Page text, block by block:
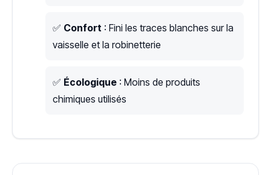
✅ Confort : Fini les traces blanches sur la
vaisselle et la robinetterie
✅ Écologique : Moins de produits
chimiques utilisés